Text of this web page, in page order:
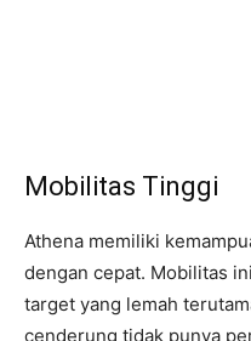
Mobilitas Tinggi
Athena memiliki
dengan cepat. Mobilitas
target yang lemah
cenderung tidak punya